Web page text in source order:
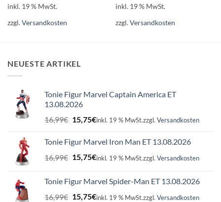
inkl. 19 % MwSt.
zzgl.Versandkosten
inkl. 19 % MwSt.
zzgl.Versandkosten
NEUESTE ARTIKEL
Tonie Figur Marvel Captain America ET
13.08.2026
16,99€ Ursprünglicher
Preis
16,99€
15,75€Aktueller
15,75€.
inkl. 19 % MwSt.zzgl. Versandkosten
Tonie Figur Marvel Iron Man ET 13.08.2026
16,99€ Ursprünglicher
16,99€
15,75€Aktueller
15,75€.
inkl. 19 % MwSt.zzgl. Versandkosten
Tonie Figur Marvel Spider-Man ET 13.08.2026
16,99€ Ursprünglicher
15,75€Aktueller
inkl. 19 % MwSt.zzgl. Versandkosten